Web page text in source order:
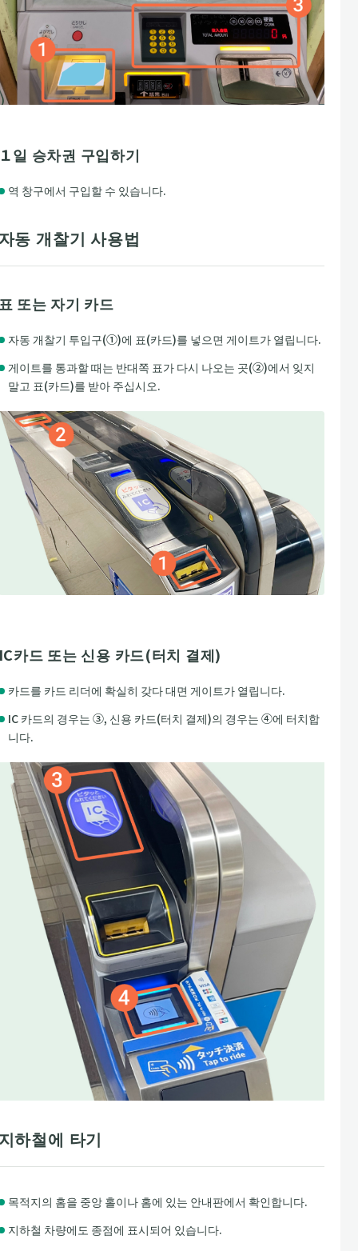
일 승차권 구입하기
역 창구에서 구입할 수 있습니다.
동 개찰기 사용법
또는 자기 카드
자동 개찰기 투입구(①)에 표(카드)를 넣으면 게이트가 열립니다.
게이트를 통과할 때는 반대쪽 표가 다시 나오는 곳(②)에서 잊지
말고 표(카드)를 받아 주십시오.
카드 또는 신용 카드(터치 결제)
카드를 카드 리더에 확실히 갖다 대면 게이트가 열립니다.
IC 카드의 경우는 ③, 신용 카드(터치 결제)의 경우는 ④에 터치합
니다.
하철에 타기
목적지의 홈을 중앙 홀이나 홈에 있는 안내판에서 확인합니다.
지하철 차량에도 종점에 표시되어 있습니다.